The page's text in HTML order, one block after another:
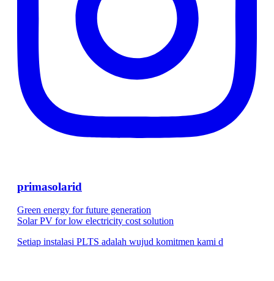
primasolarid
Green energy for future generation
Solar PV for low electricity cost solution
Setiap instalasi PLTS adalah wujud komitmen kami d